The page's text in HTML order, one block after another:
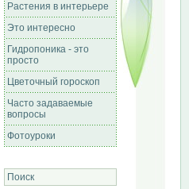
Растения в интерьере
Это интересно
Гидропоника - это
просто
Цветочный гороскоп
Часто задаваемые
вопросы
Фотоуроки
Поиск